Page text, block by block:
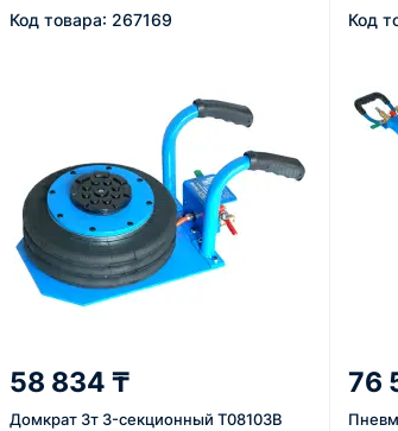
Код товара: 267169
58 834 ₸
Домкрат 3т 3-секционный T08103B
Код
76